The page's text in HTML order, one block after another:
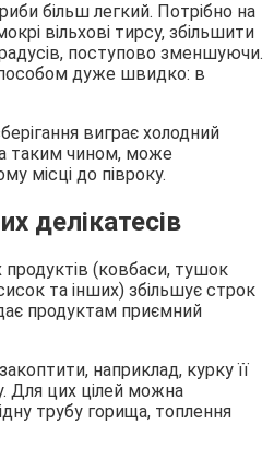
більш легкий. Потрібно на
вільхові тирсу, збільшити
поступово зменшуючи.
дуже швидко: в
виграє холодний
таким чином, може
місці до півроку.
делікатесів
продуктів (ковбаси, тушок
та інших) збільшує строк
продуктам приємний
наприклад, курку її
Для цих цілей можна
трубу горища, топлення